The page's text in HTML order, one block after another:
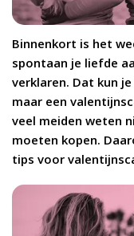
Binnenkort is het
spontaan je liefde
verklaren. Dat kun
maar een
veel meiden weten
moeten kopen.
tips voor